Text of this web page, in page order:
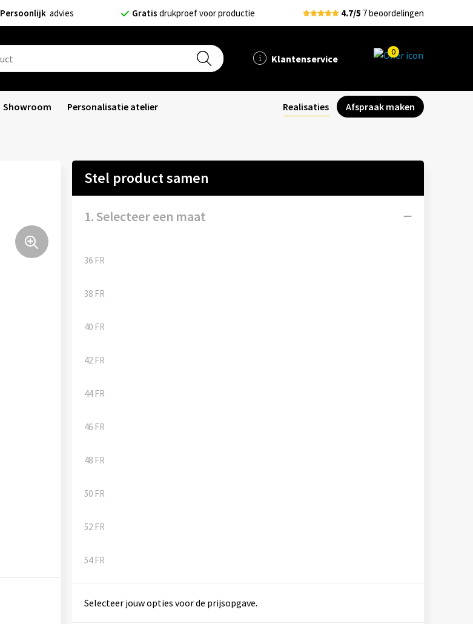
Persoonlijk advies Gratis drukproef voor productie 4.7/5 7 beoordelingen
Klantenservice
0
Showroom Personalisatie atelier Realisaties Afspraak maken
Stel product samen
1. Selecteer een maat
36 FR
38 FR
40 FR
42 FR
44 FR
46 FR
48 FR
50 FR
52 FR
54 FR
Selecteer jouw opties voor de prijsopgave.